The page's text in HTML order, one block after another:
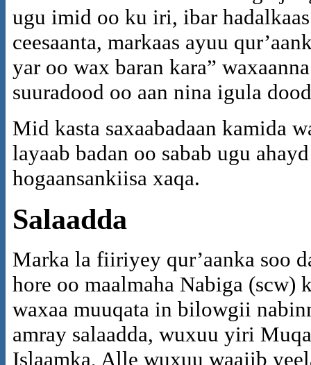
ugu imid oo ku iri, ibar
ceesaanta, markaas ayuu
yar oo wax baran kara”
suuradood oo aan nina igula
Mid kasta saxaabadaan kamida
layaab badan oo sabab ugu
hogaansankiisa xaqa.
Salaadda
Marka la fiiriyey qur’aanka soo
hore oo maalmaha Nabiga (scw)
waxaa muuqata in bilowgii
amray salaadda, wuxuu yiri
Islaamka, Alle wuxuu waajib